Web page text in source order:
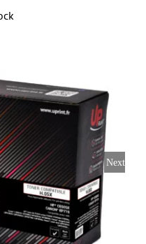
Next